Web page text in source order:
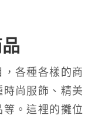
各種各樣的商
尚服飾、精美
。這裡的攤位